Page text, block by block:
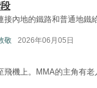
接內地的鐵路和普通地鐵
敬 2026年06月05日
飛機上。MMA的主角有